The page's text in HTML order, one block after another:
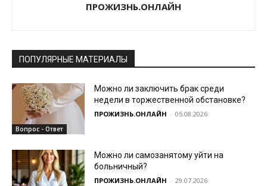
ПРОЖИЗНЬ.ОНЛАЙН
ПОПУЛЯРНЫЕ МАТЕРИАЛЫ
Вопрос - Ответ
Можно ли заключить брак среди
недели в торжественной обстановке?
ПРОЖИЗНЬ.ОНЛАЙН - 05.08.2026
Можно ли самозанятому уйти на
больничный?
ПРОЖИЗНЬ.ОНЛАЙН - 29.07.2026